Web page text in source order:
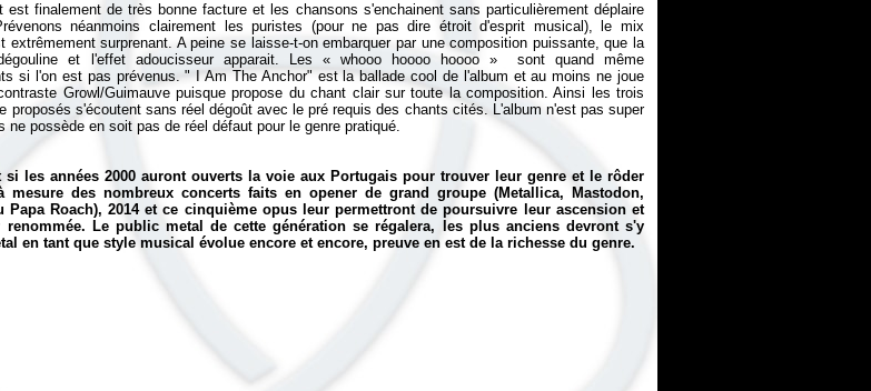
est finalement de très bonne facture et les chansons s'enchainent sans particulièrement déplaire
néanmoins clairement les puristes (pour ne pas dire étroit d'esprit musical), le mix
extrêmement surprenant. A peine se laisse-t-on embarquer par une composition puissante, que la
et l'effet adoucisseur apparait. Les « whooo hoooo hoooo »
sont quand même
si l'on est pas prévenus. " I Am The Anchor" est la ballade cool de l'album et au moins ne joue
Growl/Guimauve puisque propose du chant clair sur toute la composition. Ainsi les trois
proposés s'écoutent sans réel dégoût avec le pré requis des chants cités. L'album n'est pas super
ne possède en soit pas de réel défaut pour le genre pratiqué.
si les années 2000 auront ouverts la voie aux Portugais pour trouver leur genre et le rôder
mesure des nombreux concerts faits en opener de grand groupe (Metallica, Mastodon,
Papa Roach), 2014 et ce cinquième opus leur permettront de poursuivre leur ascension et
renommée. Le public metal de cette génération se régalera, les plus anciens devront s'y
en tant que style musical évolue encore et encore, preuve en est de la richesse du genre.